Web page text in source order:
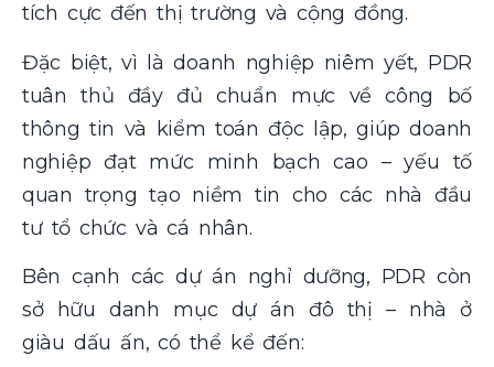
tích cực đến thị trường và cộng đồng.
Đặc biệt, vì là doanh nghiệp niêm yết, PDR
tuân thủ đầy đủ chuẩn mực về công bố
thông tin và kiểm toán độc lập, giúp doanh
nghiệp đạt mức minh bạch cao – yếu tố
quan trọng tạo niềm tin cho các nhà đầu
tư tổ chức và cá nhân.
Bên cạnh các dự án nghỉ dưỡng, PDR còn
sở hữu danh mục dự án đô thị – nhà ở
giàu dấu ấn, có thể kể đến: